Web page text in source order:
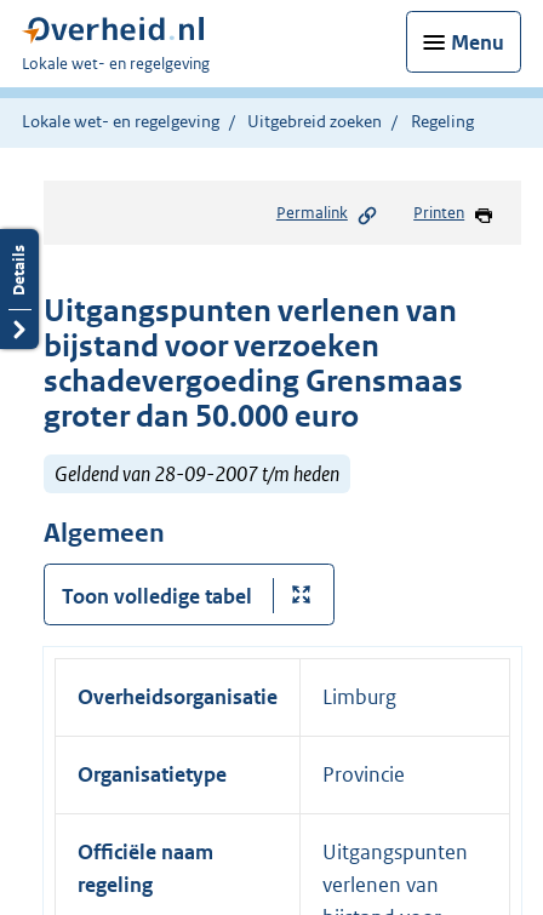
Menu
U
bent
hier:
Lokale wet- en regelgeving
Lokale wet- en regelgeving Uitgebreid zoeken Regeling
Permalink Printen
Uitgangspunten verlenen van
bijstand voor verzoeken
schadevergoeding Grensmaas
groter dan 50.000 euro
Geldend van 28-09-2007 t/m heden
Algemeen
Toon volledige tabel
Overheidsorganisatie Limburg
Organisatietype Provincie
Officiële naam
regeling
Uitgangspunten
verlenen van